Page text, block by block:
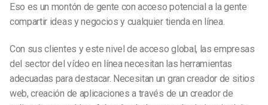
Eso es un montón de gente con acceso potencial a la gente
compartir ideas y negocios y cualquier tienda en línea.
Con sus clientes yeste nivel de acceso global, las empresas
del sector del vídeo en línea necesitan las herramientas
adecuadas para destacar. Necesitan un gran creador de sitios
web, creación de aplicaciones a través de un creador de